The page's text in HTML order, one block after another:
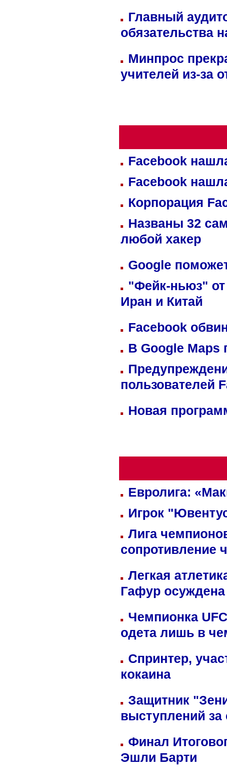
Главный
обязательства
Минпрос
учителей из-за
Facebook
Facebook
Корпорация
Названы 32
любой хакер
Google
"Фейк-ньюз" от
Иран и Китай
Facebook
В Google Maps
пользователей
Новая
Евролига:
Игрок
Лига
сопротивление
Легкая
Гафур осуждена
Чемпионка
одета лишь в
Спринтер,
кокаина
Защитник
выступлений
Финал
Эшли Барти